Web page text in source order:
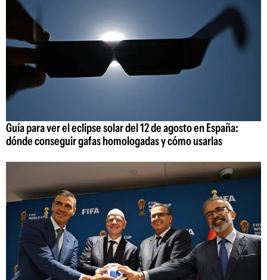
Guía para ver el eclipse solar del 12 de agosto en España:
dónde conseguir gafas homologadas y cómo usarlas